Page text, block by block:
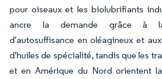
pour oiseaux et les biolubrifiants
ancre la demande grâce à
d'autosuffisance en oléagineux et
d'huiles de spécialité, tandis que les
et en Amérique du Nord orientent